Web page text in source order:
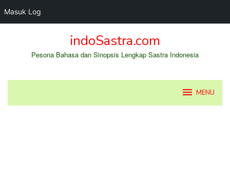
Masuk Log
indoSastra.com
Pesona Bahasa dan Sinopsis Lengkap Sastra Indonesia
MENU